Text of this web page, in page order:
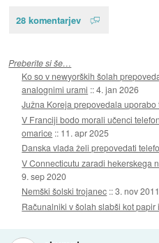
28 komentarjev
Preberite si še…
Ko so v newyorških šolah
analognimi urami ::4. jan 2026
Južna Koreja prepovedala uporabo
V Franciji bodo morali učenci
omarice :: 11. apr 2025
Danska vlada želi prepovedati
V Connecticutu zaradi hekerskega
9. sep 2020
Nemški šolski trojanec ::3. nov 2011
Računalniki v šolah slabši kot papir